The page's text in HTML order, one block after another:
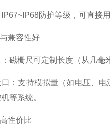
防护等级，可直接用
兼容性好
栅尺可定制长度（从几毫米
支持模拟量（如电压、电
等系统。
性价比